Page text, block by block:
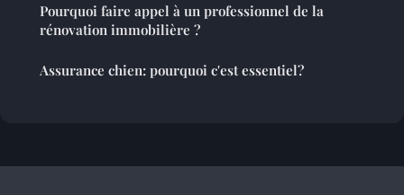
Pourquoi faire appel à un professionnel de la
rénovation immobilière ?
Assurance chien: pourquoi c'est essentiel?